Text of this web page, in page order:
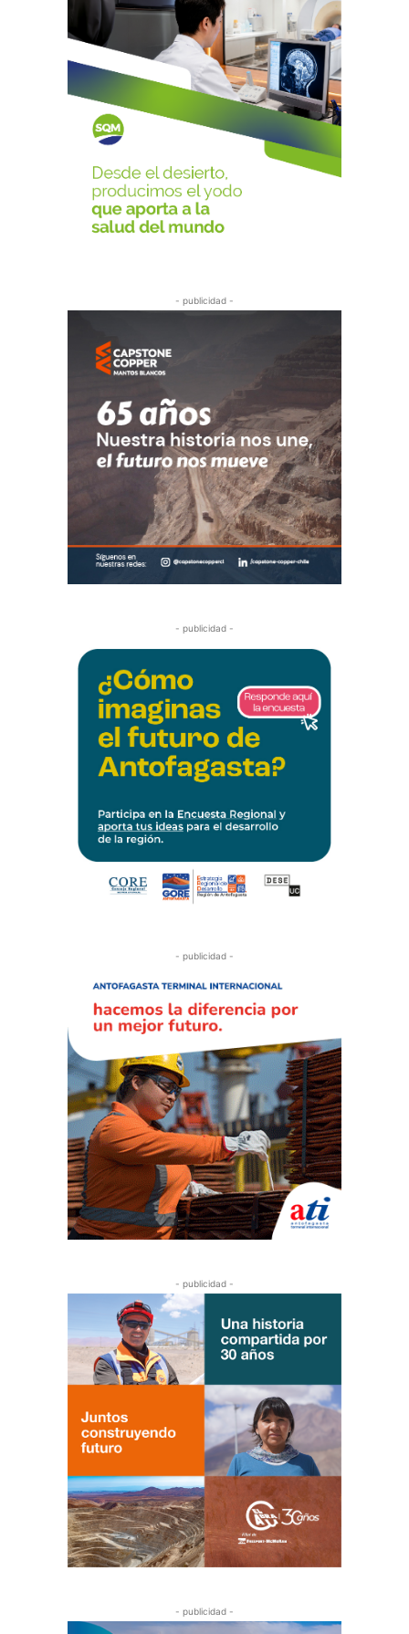
- publicidad -
- publicidad -
- publicidad -
- publicidad -
- publicidad -